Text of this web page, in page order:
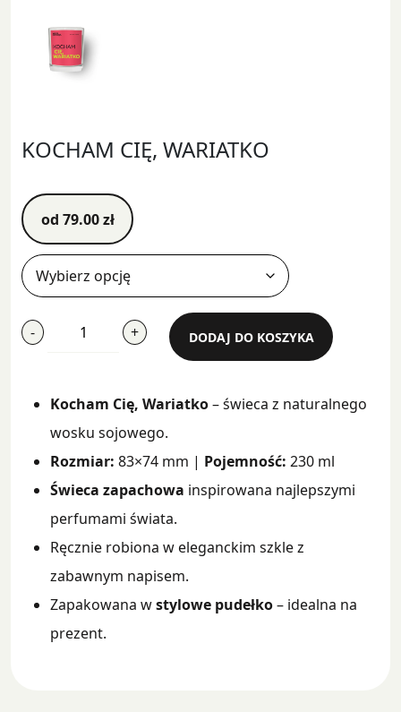
KOCHAM CIĘ, WARIATKO
od 79.00zł
Kocham Cię, Wariatko– świeca z naturalnego
wosku sojowego.
Rozmiar: 83×74 mm | Pojemność: 230 ml
Świeca zapachowa inspirowana najlepszymi
perfumami świata.
Ręcznie robiona w eleganckim szkle z
zabawnym napisem.
Zapakowana wstylowe pudełko– idealna na
prezent.
-
Kocham
+ DODAJ DO KOSZYKA